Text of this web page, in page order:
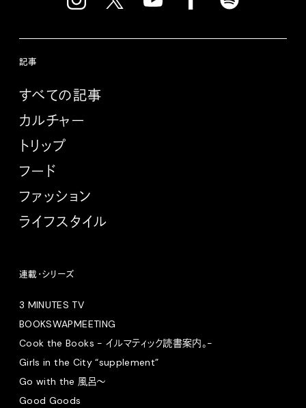
記事
すべての記事
カルチャー
トリップ
フード
ファッション
ライフスタイル
連載・シリーズ
3 MINUTES TV
BOOKSWAPMEETING
Cook the Books - イルマティック読書案内。-
Girls in the City “supplement”
Go with the 風呂〜
Good Goods